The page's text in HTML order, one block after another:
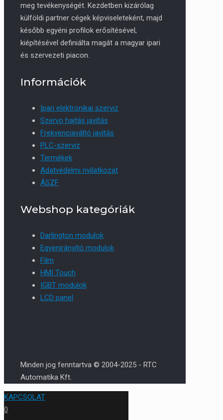
meg tevékenységét. Kezdetben kizárólag
külföldi partner cégek képviseleteként, majd
később egyéni profilok erősítésével,
kiépítésével definiálta magát a magyar ipari
és szervezeti piacon.
Információk
Ipari elektronikai szerviz
Szervo hajtás javítás
Frekvenciaváltó javítás
PLC-szerviz
Termékek
Adatvédelmi nyilatkozat
ÁSZF
Webshop kategóriák
Darlington modulok
Egyenirányító modulok
Film
HMI Touch
IGBT modulok
LCD panel
Minden jog fenntartva © 2004-2025 - RTC
Automatika Kft.
KAPCSOLAT
0